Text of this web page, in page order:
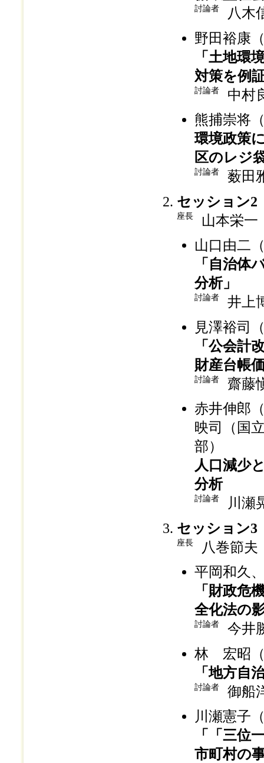
討論者
八木
野田裕康
「土地環
対策を例
討論者
中村
熊捕崇将
環境政策
区のレジ
討論者
薮田
セッション
座長
山本栄一
山口由二
「自治体
分析」
討論者
井上
見澤裕司
「公会計
財産台帳
討論者
齋藤
赤井伸郎
映司（国
部）
人口減少
分析
討論者
川瀬
セッション
座長
八巻節夫
平岡和久
「財政危
全化法の
討論者
今井
林 宏昭（
「地方自
討論者
御船
川瀬憲子
「「三位
市町村の